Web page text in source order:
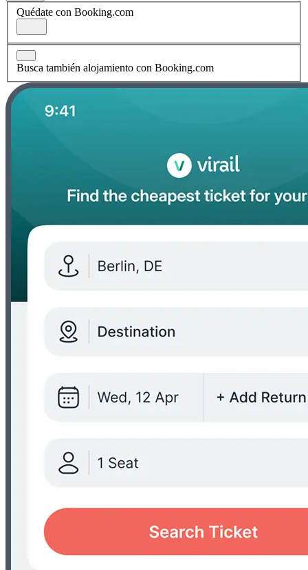
Quédate con Booking.com
Busca también alojamiento con Booking.com